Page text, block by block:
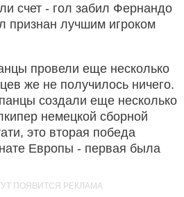
счет - гол забил Фернандо
признан лучшим игроком
провели еще несколько
же не получилось ничего.
создали еще несколько
немецкой сборной
это вторая победа
Европы - первая была